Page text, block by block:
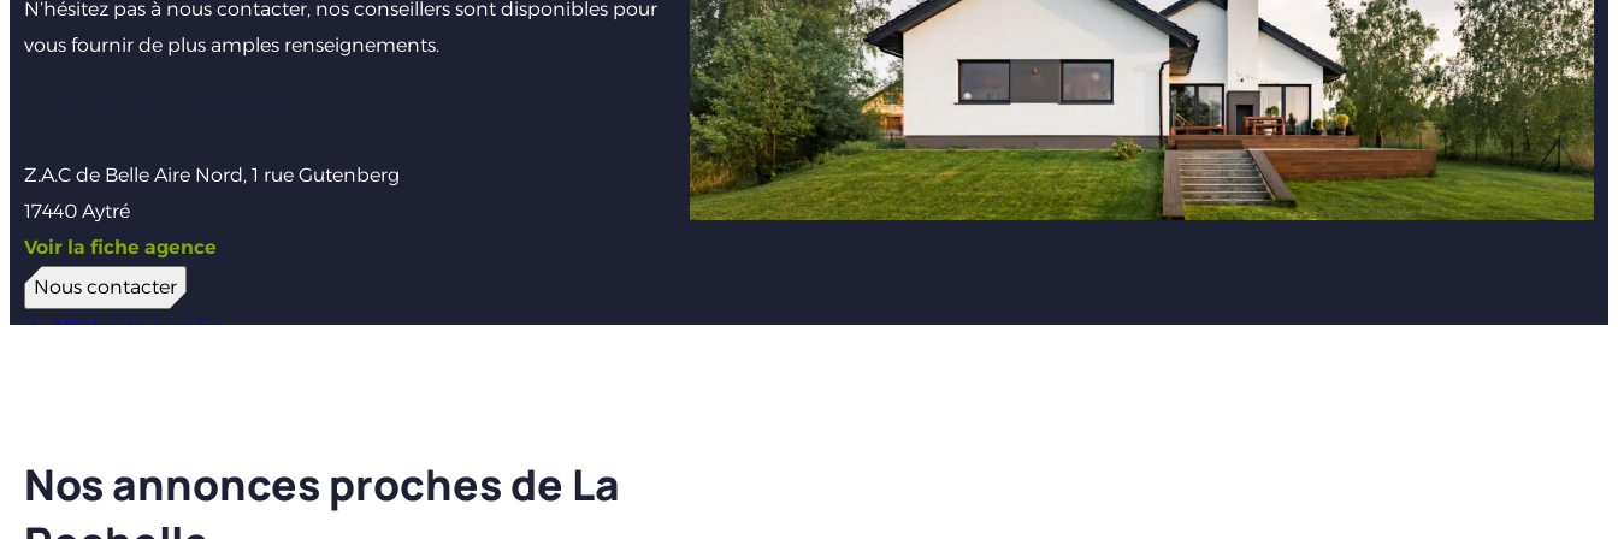
N’hésitez pas à nous contacter, nos conseillers sont disponibles pour
vous fournir de plus amples renseignements.
Z.A.C de Belle Aire Nord, 1 rue Gutenberg
17440 Aytré
Voir la fiche agence
Nous contacter
Afficher le numéro
Nos annonces proches de La